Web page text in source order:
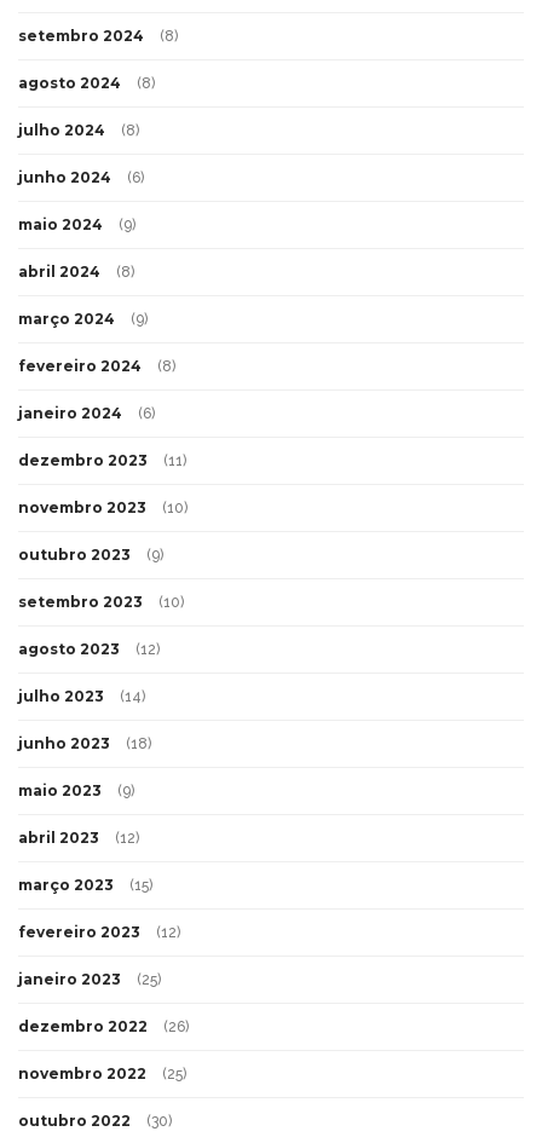
setembro 2024 (8)
agosto 2024 (8)
julho 2024 (8)
junho 2024 (6)
maio 2024 (9)
abril 2024 (8)
março 2024 (9)
fevereiro 2024 (8)
janeiro 2024 (6)
dezembro 2023 (11)
novembro 2023 (10)
outubro 2023 (9)
setembro 2023 (10)
agosto 2023 (12)
julho 2023 (14)
junho 2023 (18)
maio 2023 (9)
abril 2023 (12)
março 2023 (15)
fevereiro 2023 (12)
janeiro 2023 (25)
dezembro 2022 (26)
novembro 2022 (25)
outubro 2022 (30)